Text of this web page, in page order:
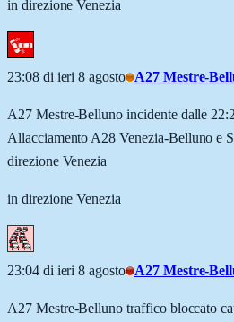
in direzione Venezia
23:08 di ieri 8 agosto A27 Mestre-
A27 Mestre-Belluno incidente dalle
Allacciamento A28 Venezia-Belluno e
direzione Venezia
in direzione Venezia
23:04 di ieri 8 agosto A27 Mestre-
A27 Mestre-Belluno traffico bloccato